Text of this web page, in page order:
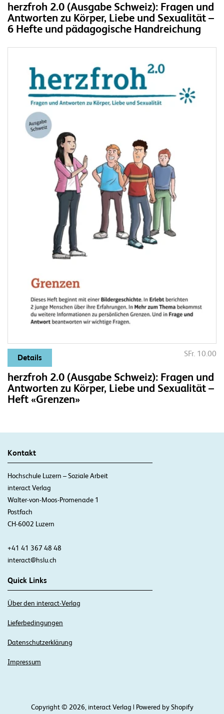
herzfroh 2.0 (Ausgabe Schweiz): Fragen und
Antworten zu Körper, Liebe und Sexualität –
6 Hefte und pädagogische Handreichung
Details SFr. 10.00
herzfroh 2.0 (Ausgabe Schweiz): Fragen und
Antworten zu Körper, Liebe und Sexualität –
Heft «Grenzen»
Kontakt
Hochschule Luzern – Soziale Arbeit
interact Verlag
Walter-von-Moos-Promenade 1
Postfach
CH-6002 Luzern
+41 41 367 48 48
interact@hslu.ch
Quick Links
Über den interact-Verlag
Lieferbedingungen
Datenschutzerklärung
Impressum
Copyright © 2026, interact Verlag | Powered by Shopify